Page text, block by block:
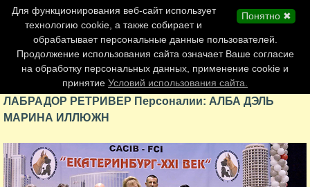
Главная страница
Обновления сайта
Контакты
Персоналии
Форум
ЛАБРАДОР РЕТРИВЕР Персоналии: АЛБА ДЭЛЬ
МАРИНА ИЛЛЮЖН
Понятно ✖
Для функционирования веб-сайт использует
технологию cookie, а также собирает и
обрабатывает персональные данные пользователей.
Продолжение использования сайта означает Ваше согласие
на обработку персональных данных, применение cookie и
принятие Условий использования сайта.